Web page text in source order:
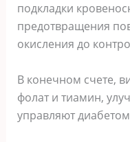
подкладки
предотвращения
окисления до
В конечном счете,
фолат и тиамин,
управляют